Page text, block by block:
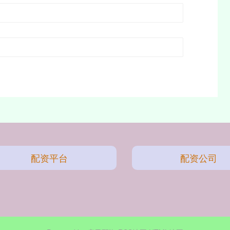
配资平台 配资公司